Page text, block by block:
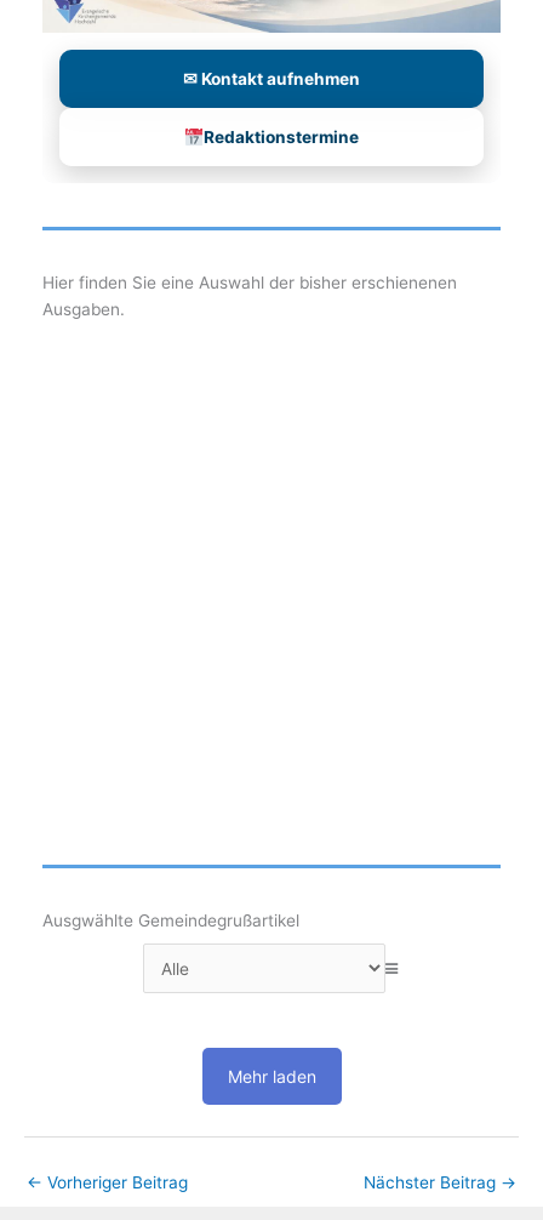
✉ Kontakt aufnehmen
Redaktionstermine
Hier finden Sie eine Auswahl der bisher erschienenen
Ausgaben.
Ausgwählte Gemeindegrußartikel
Mehr laden
← Vorheriger Beitrag Nächster Beitrag →